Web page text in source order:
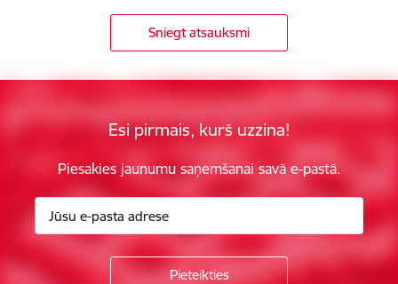
Sniegt atsauksmi
Esi pirmais, kurš uzzina!
Piesakies jaunumu saņemšanai savā e-pastā.